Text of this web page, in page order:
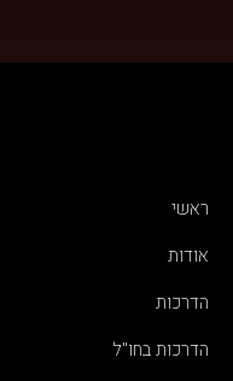
ראשי
אודות
הדרכות
הדרכות בחו"ל